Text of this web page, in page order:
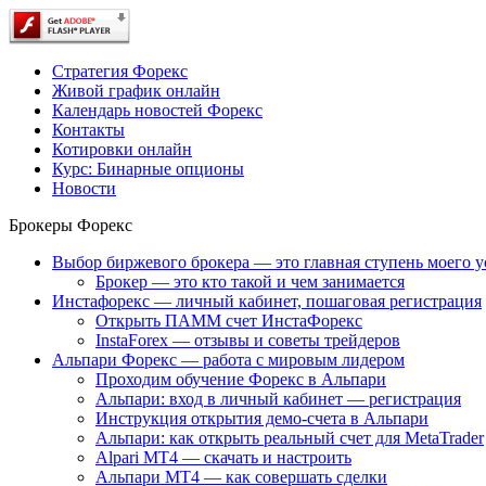
Стратегия Форекс
Живой график онлайн
Календарь новостей Форекс
Контакты
Котировки онлайн
Курс: Бинарные опционы
Новости
Брокеры Форекс
Выбор биржевого брокера — это главная ступень моего
Брокер — это кто такой и чем занимается
Инстафорекс — личный кабинет, пошаговая регистрация
Открыть ПАММ счет ИнстаФорекс
InstaForex — отзывы и советы трейдеров
Альпари Форекс — работа с мировым лидером
Проходим обучение Форекс в Альпари
Альпари: вход в личный кабинет — регистрация
Инструкция открытия демо-счета в Альпари
Альпари: как открыть реальный счет для MetaTrader
Alpari MT4 — скачать и настроить
Альпари MT4 — как совершать сделки